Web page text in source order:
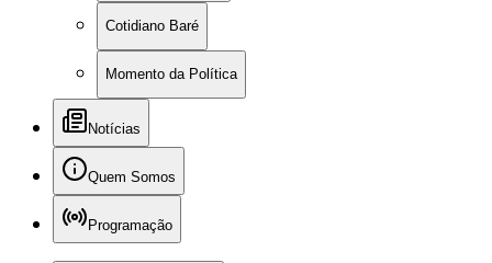
Cotidiano Baré
Momento da Política
Notícias
Quem Somos
Programação